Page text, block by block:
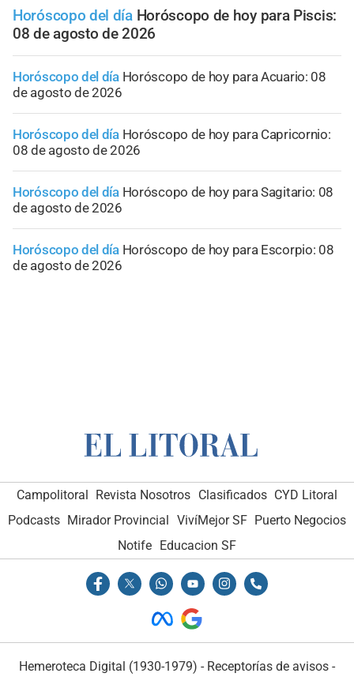
Horóscopo del día Horóscopo de hoy para Piscis:
08 de agosto de 2026
Horóscopo del día Horóscopo de hoy para Acuario: 08
de agosto de 2026
Horóscopo del día Horóscopo de hoy para Capricornio:
08 de agosto de 2026
Horóscopo del día Horóscopo de hoy para Sagitario: 08
de agosto de 2026
Horóscopo del día Horóscopo de hoy para Escorpio: 08
de agosto de 2026
Campolitoral Revista Nosotros Clasificados CYD Litoral
Podcasts Mirador Provincial VivíMejor SF Puerto Negocios
Notife Educacion SF
Hemeroteca Digital (1930-1979) - Receptorías de avisos -